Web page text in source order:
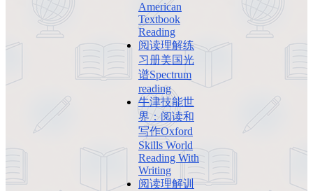
American
Textbook
Reading
阅读理解练
习册美国光
谱Spectrum
reading
牛津技能世
界：阅读和
写作Oxford
Skills World
Reading With
Writing
阅读理解训